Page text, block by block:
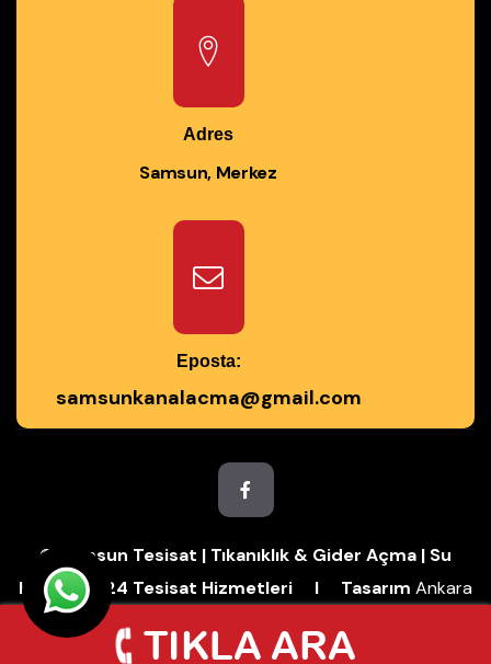
Adres
Samsun, Merkez
Eposta:
samsunkanalacma@gmail.com
© Samsun Tesisat | Tıkanıklık & Gider Açma | Su
Kaçağı | 7/24 Tesisat Hizmetleri I Tasarım Ankara